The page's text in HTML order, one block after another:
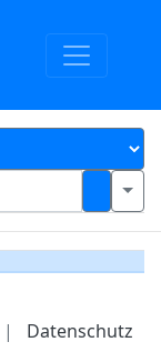
| Datenschutz